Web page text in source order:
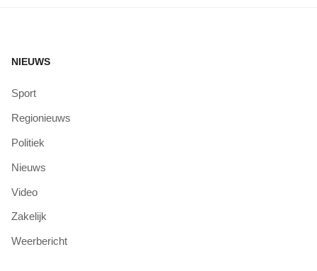
NIEUWS
Sport
Regionieuws
Politiek
Nieuws
Video
Zakelijk
Weerbericht